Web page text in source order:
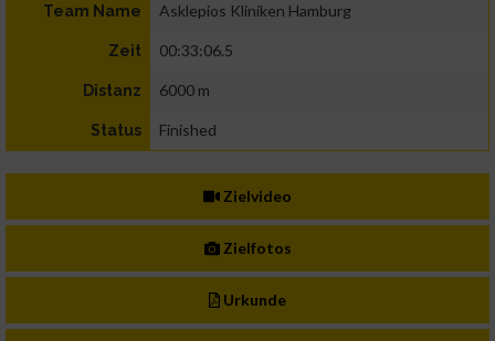
Team Name Asklepios Kliniken Hamburg
Zeit 00:33:06.5
Distanz 6000 m
Status Finished
Zielvideo
Zielfotos
Urkunde